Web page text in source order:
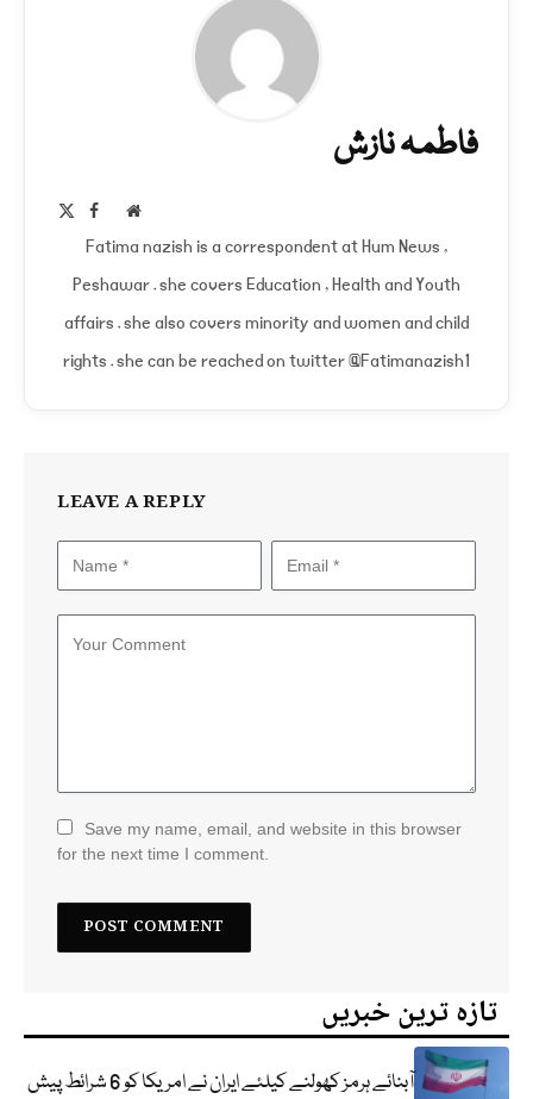
فاطمہ نازش
Website
Facebook
Fatima nazish is a correspondent at Hum News ,
Peshawar . she covers Education , Health and Youth
affairs . she also covers minority and women and child
rights . she can be reached on twitter @Fatimanazish1
LEAVE A REPLY
Save my name, email, and website in this browser
for the next time I comment.
تازہ ترین خبریں
آبنائے ہرمز کھولنے کیلئے ایران نے امریکا کو 6 شرائط پیش